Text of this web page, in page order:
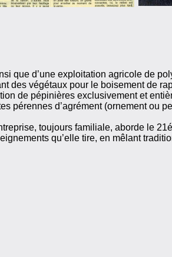
que d’une exploitation agricole de
des végétaux pour le boisement de
de pépinières exclusivement et
pérennes d’agrément (ornement ou
toujours familiale, aborde le
qu’elle tire, en mêlant